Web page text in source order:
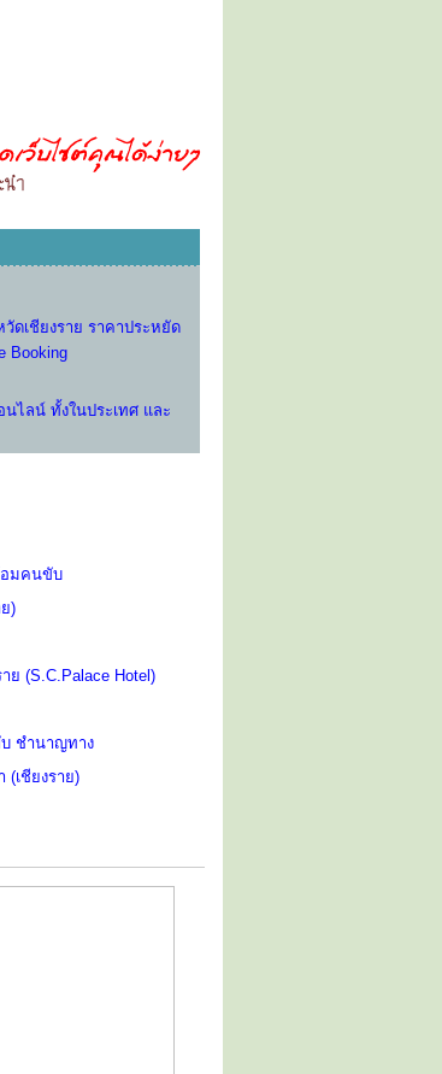
ดเชียงราย ราคาประหยัด
Booking
นไลน์ ทั้งในประเทศ และ
อมคนขับ
)
ย (S.C.Palace Hotel)
ชำนาญทาง
เชียงราย)